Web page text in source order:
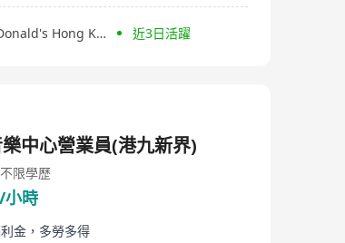
McDonald's Hong Kong 近3日活躍
中心營業員(港九新界)
不限學歷
小時
金，多勞多得